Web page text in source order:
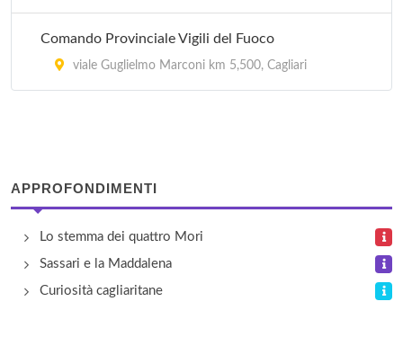
Ufficio Postale 13
via Zagabria 50/52, Cagliari
Ufficio Postale 2
via Roma 25, Cagliari
Comando Provinciale Vigili del Fuoco
viale Guglielmo Marconi km 5,500, Cagliari
APPROFONDIMENTI
Lo stemma dei quattro Mori
Sassari e la Maddalena
Curiosità cagliaritane